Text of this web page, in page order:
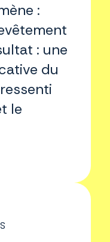
:
: une
du
le